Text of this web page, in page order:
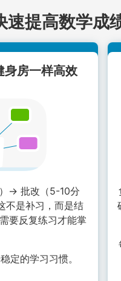
速提高数学成
身房一样高效
→ 批改（5-10分
不是补习，而是结
要反复练习才能掌
定的学习习惯。